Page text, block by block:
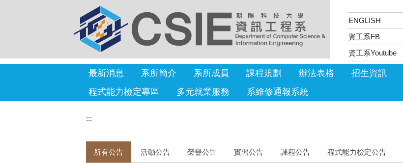
ENGLISH
資工系FB
資工系Youtube
最新消息 系所簡介 系所成員 課程規劃 辦法表格 招生資訊
程式能力檢定專區
多元就業服務 系維修通報系統
:::
所有公告 活動公告 榮譽公告 實習公告 課程公告 程式能力檢定公告